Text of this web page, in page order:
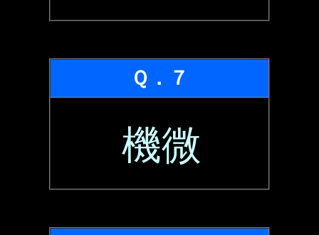
Ｑ．７
機微